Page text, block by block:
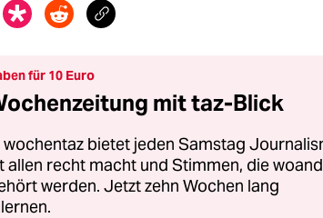
für 10 Euro
mit taz-Blick
wochentaz bietet jeden Samstag
allen recht macht und Stimmen, die
werden. Jetzt zehn Wochen lang